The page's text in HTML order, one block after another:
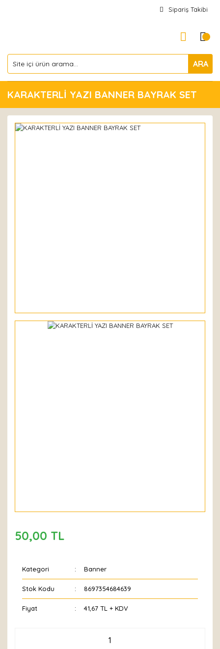
Sipariş Takibi
ARA
KARAKTERLİ YAZI BANNER BAYRAK SET
50,00 TL
Kategori Banner
Stok Kodu 8697354684639
Fiyat 41,67 TL + KDV